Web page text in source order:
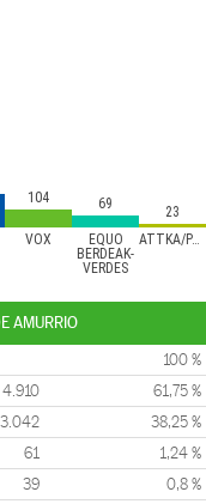
VOX
EQUO
BERDEAK-
VERDES
ATTKA/PACMA
104
69 23
AMURRIO
100 %
4.910 61,75 %
3.042 38,25 %
61 1,24 %
39 0,8 %